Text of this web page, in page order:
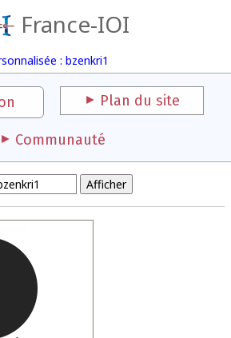
France-IOI
: bzenkri1
Plan du site
Communauté